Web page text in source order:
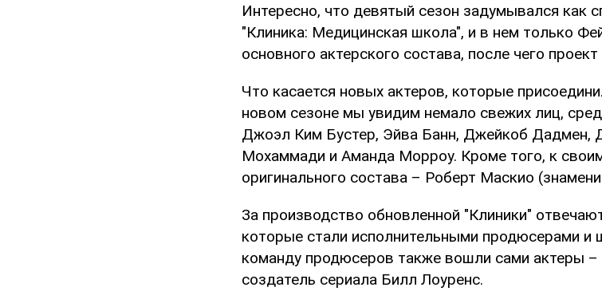
Интересно, что девятый сезон задумывался как
"Клиника: Медицинская школа", и в нем только
основного актерского состава, после чего
Что касается новых актеров, которые
новом сезоне мы увидим немало свежих лиц,
Джоэл Ким Бустер, Эйва Банн, Джейкоб Дадмен,
Мохаммади и Аманда Морроу. Кроме того, к
оригинального состава – Роберт Маскио
За производство обновленной "Клиники"
которые стали исполнительными продюсерами и
команду продюсеров также вошли сами актеры
создатель сериала Билл Лоуренс.